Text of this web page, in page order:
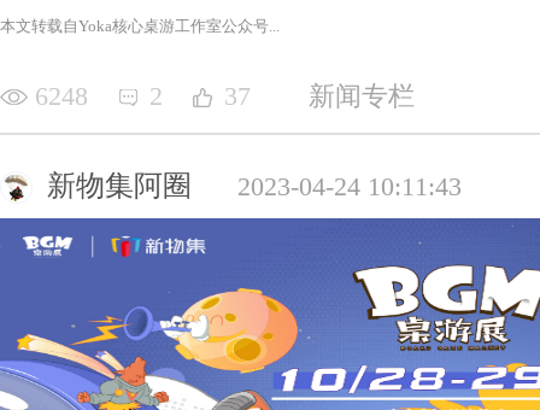
‍‍‍‍‍‍‍‍‍‍‍‍‍‍‍‍‍‍‍‍本文转载自Yoka核心桌游工作室公众号‍‍‍...
6248 2 37 新闻专栏
新物集阿圈 2023-04-24 10:11:43